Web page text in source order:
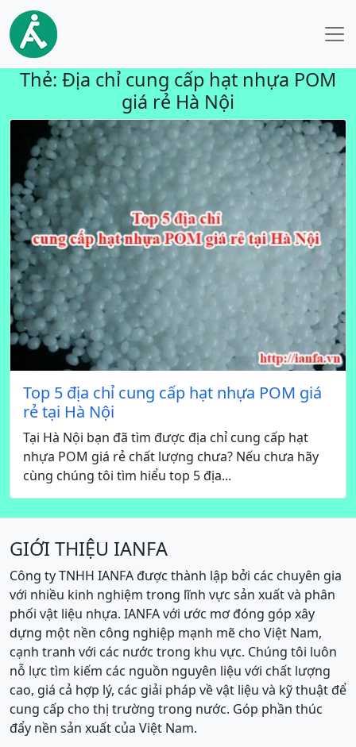
Thẻ: Địa chỉ cung cấp hạt nhựa POM
giá rẻ Hà Nội
Top 5 địa chỉ cung cấp hạt nhựa POM giá
rẻ tại Hà Nội
Tại Hà Nội bạn đã tìm được địa chỉ cung cấp hạt
nhựa POM giá rẻ chất lượng chưa? Nếu chưa hãy
cùng chúng tôi tìm hiểu top 5 địa...
GIỚI THIỆU IANFA
Công ty TNHH IANFA được thành lập bởi các chuyên gia
với nhiều kinh nghiệm trong lĩnh vực sản xuất và phân
phối vật liệu nhựa. IANFA với ước mơ đóng góp xây
dựng một nền công nghiệp mạnh mẽ cho Việt Nam,
cạnh tranh với các nước trong khu vực. Chúng tôi luôn
nỗ lực tìm kiếm các nguồn nguyên liệu với chất lượng
cao, giá cả hợp lý, các giải pháp về vật liệu và kỹ thuật để
cung cấp cho thị trường trong nước. Góp phần thúc
đẩy nền sản xuất của Việt Nam.